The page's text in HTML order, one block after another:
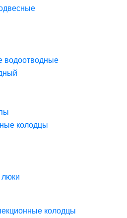
водоотводные
колодцы
люки
колодцы